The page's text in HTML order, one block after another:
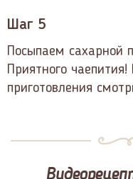
Шаг 5
Посыпаем сахарной
Приятного
приготовления